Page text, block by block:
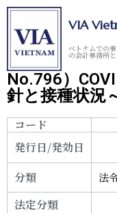
VIA
ベトナムでの
の会計事務所
No.796）
針と接種状況
コード
発行日/発効日
分類
法
法定分類